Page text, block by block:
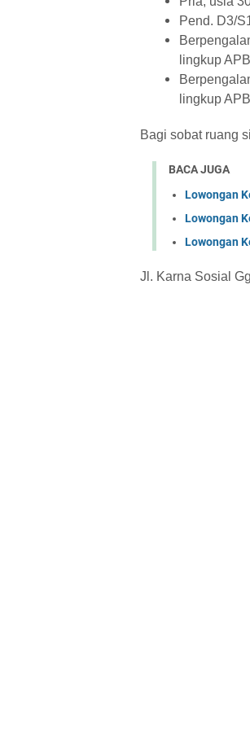
Pend. D3/
lingkup
lingkup
Bagi sobat ruang
BACA JUGA
Lowongan
Lowongan
Lowongan
Jl. Karna Sosial